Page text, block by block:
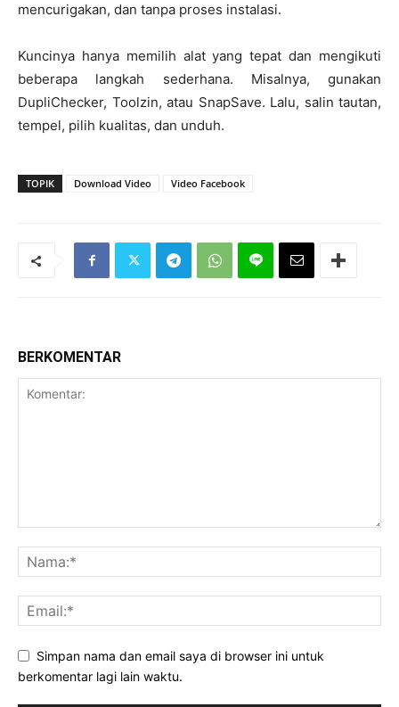
mencurigakan, dan tanpa proses instalasi.
Kuncinya hanya memilih alat yang tepat dan mengikuti
beberapa langkah sederhana. Misalnya, gunakan
DupliChecker, Toolzin, atau SnapSave. Lalu, salin tautan,
tempel, pilih kualitas, dan unduh.
TOPIK Download Video Video Facebook
BERKOMENTAR
Simpan nama dan email saya di browser ini untuk
berkomentar lagi lain waktu.